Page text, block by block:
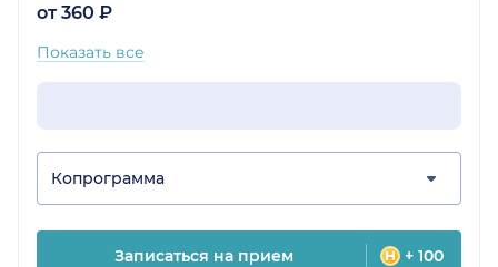
от 360 ₽
Показать все
Копрограмма
Записаться на прием + 100